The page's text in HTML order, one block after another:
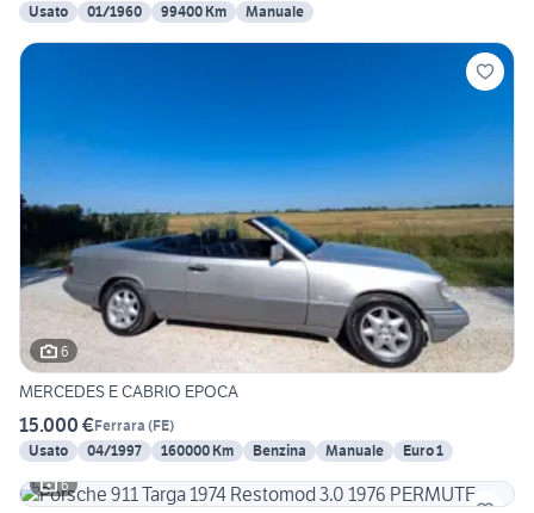
Usato
01/1960 99400 Km Manuale
6
MERCEDES E CABRIO EPOCA
15.000 €Ferrara (FE)
Usato
04/1997 160000 Km Benzina Manuale
Euro 1
6